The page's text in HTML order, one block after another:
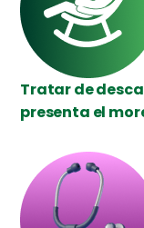
Tratar de
presenta el